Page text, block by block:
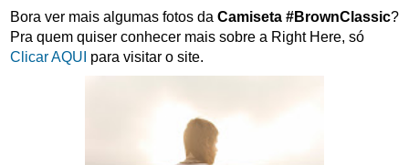
Bora ver mais algumas fotos da Camiseta #BrownClassic?
Pra quem quiser conhecer mais sobre a Right Here, só
Clicar AQUI para visitar o site.